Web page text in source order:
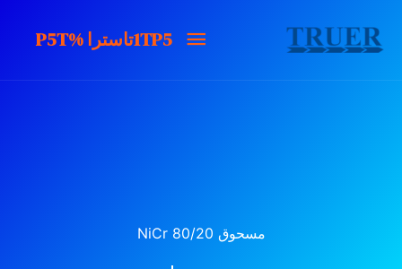
1TP5تاسترا1TP5تاسترا %P5T
مسحوق NiCr 80/20